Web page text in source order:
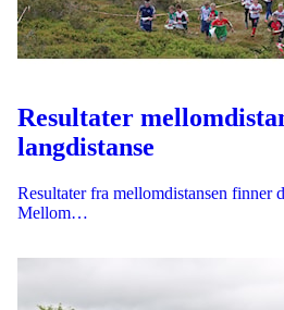
Resultater
langdistanse
Resultater fra mellomdistansen finner
Mellom…